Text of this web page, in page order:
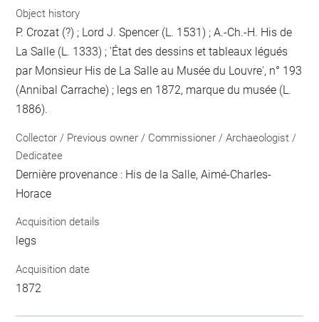
Object history
P. Crozat (?) ; Lord J. Spencer (L. 1531) ; A.-Ch.-H. His de
La Salle (L. 1333) ; 'État des dessins et tableaux légués
par Monsieur His de La Salle au Musée du Louvre', n° 193
(Annibal Carrache) ; legs en 1872, marque du musée (L.
1886).
Collector / Previous owner / Commissioner / Archaeologist /
Dedicatee
Dernière provenance : His de la Salle, Aimé-Charles-
Horace
Acquisition details
legs
Acquisition date
1872